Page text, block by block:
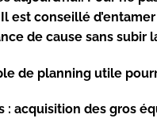
est conseillé
de cause sans subir
de planning utile
: acquisition des gros